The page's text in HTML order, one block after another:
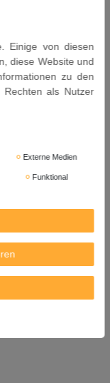
1, 8263 CJ Kampen
Einige von diesen
diese Website und
zu den
als Nutzer
Externe Medien
Funktional